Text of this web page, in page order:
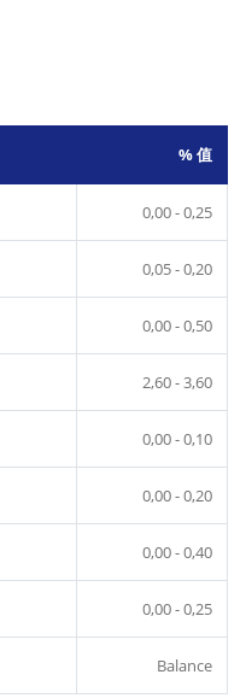
% 值
0,00 - 0,25
0,05 - 0,20
0,00 - 0,50
2,60 - 3,60
0,00 - 0,10
0,00 - 0,20
0,00 - 0,40
0,00 - 0,25
Balance